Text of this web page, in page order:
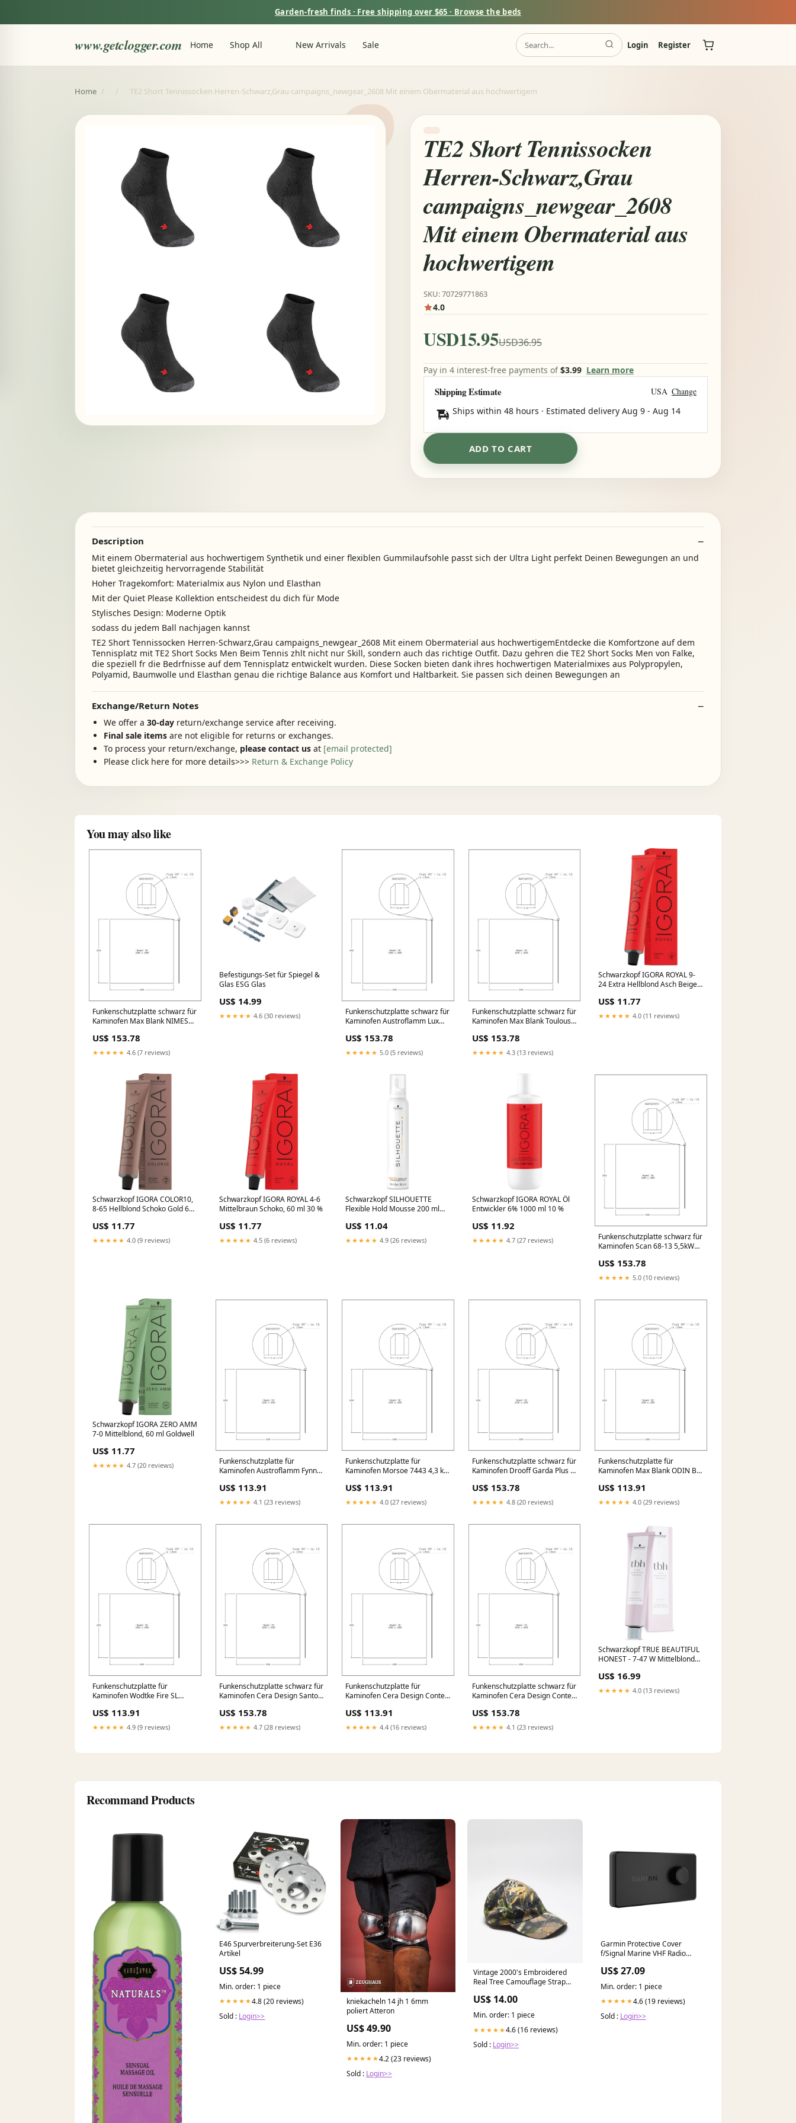
Garden-fresh finds · Free shipping over $65 · Browse the beds
www.getclogger.com Home Shop All New Arrivals Sale Login Register
Home / / TE2 Short Tennissocken Herren-Schwarz,Grau campaigns_newgear_2608 Mit einem Obermaterial aus hochwertigem
TE2 Short Tennissocken
Herren-Schwarz,Grau
campaigns_newgear_2608
Mit einem Obermaterial aus
hochwertigem
SKU: 70729771863
4.0
USD15.95USD36.95
Pay in 4 interest-free payments of$3.99 Learn more
Shipping Estimate USA Change
Ships within 48 hours · Estimated delivery Aug 9 - Aug 14
ADD TO CART
Description
Mit einem Obermaterial aus hochwertigem Synthetik und einer flexiblen Gummilaufsohle passt sich der Ultra Light perfekt Deinen Bewegungen an und
bietet gleichzeitig hervorragende Stabilität
Hoher Tragekomfort: Materialmix aus Nylon und Elasthan
Mit der Quiet Please Kollektion entscheidest du dich für Mode
Stylisches Design: Moderne Optik
sodass du jedem Ball nachjagen kannst
TE2 Short Tennissocken Herren-Schwarz,Grau campaigns_newgear_2608 Mit einem Obermaterial aus hochwertigemEntdecke die Komfortzone auf dem
Tennisplatz mit TE2 Short Socks Men Beim Tennis zhlt nicht nur Skill, sondern auch das richtige Outfit. Dazu gehren die TE2 Short Socks Men von Falke,
die speziell fr die Bedrfnisse auf dem Tennisplatz entwickelt wurden. Diese Socken bieten dank ihres hochwertigen Materialmixes aus Polypropylen,
Polyamid, Baumwolle und Elasthan genau die richtige Balance aus Komfort und Haltbarkeit. Sie passen sich deinen Bewegungen an
Exchange/Return Notes
We offer a 30-day return/exchange service after receiving.
Final sale items are not eligible for returns or exchanges.
To process your return/exchange, please contact us at [email protected]
Please click here for more details>>> Return & Exchange Policy
You may also like
Funkenschutzplatte schwarz für
Kaminofen Max Blank NIMES
Kante
US$ 153.78
★★★★★ 4.6 (7 reviews)
Befestigungs-Set für Spiegel &
Glas ESG Glas
US$ 14.99
★★★★★ 4.6 (30 reviews)
Funkenschutzplatte schwarz für
Kaminofen Austroflamm Lux
US$ 153.78
★★★★★ 5.0 (5 reviews)
Funkenschutzplatte schwarz für
Kaminofen Max Blank Toulouse
Facette
US$ 153.78
★★★★★ 4.3 (13 reviews)
Schwarzkopf IGORA ROYAL 9-
24 Extra Hellblond Asch Beige,
US$ 11.77
★★★★★ 4.0 (11 reviews)
Schwarzkopf IGORA COLOR10,
8-65 Hellblond Schoko Gold 60
US$ 11.77
★★★★★ 4.0 (9 reviews)
Schwarzkopf IGORA ROYAL 4-6
Mittelbraun Schoko, 60 ml 30 %
US$ 11.77
★★★★★ 4.5 (6 reviews)
Schwarzkopf SILHOUETTE
Flexible Hold Mousse 200 ml
US$ 11.04
★★★★★ 4.9 (26 reviews)
Schwarzkopf IGORA ROYAL Öl
Entwickler 6% 1000 ml 10 %
US$ 11.92
★★★★★ 4.7 (27 reviews)
Funkenschutzplatte schwarz für
Kaminofen Scan 68-13 5,5kW
US$ 153.78
★★★★★ 5.0 (10 reviews)
Schwarzkopf IGORA ZERO AMM
7-0 Mittelblond, 60 ml Goldwell
US$ 11.77
★★★★★ 4.7 (20 reviews)
Funkenschutzplatte für
Kaminofen Austroflamm Fynn
US$ 113.91
★★★★★ 4.1 (23 reviews)
Funkenschutzplatte für
Kaminofen Morsoe 7443 4,3 kW
US$ 113.91
★★★★★ 4.0 (27 reviews)
Funkenschutzplatte schwarz für
Kaminofen Drooff Garda Plus 4
1200mm
US$ 153.78
★★★★★ 4.8 (20 reviews)
Funkenschutzplatte für
Kaminofen Max Blank ODIN BF
US$ 113.91
★★★★★ 4.0 (29 reviews)
Funkenschutzplatte für
Kaminofen Wodtke Fire SL
Kante
US$ 113.91
★★★★★ 4.9 (9 reviews)
Funkenschutzplatte schwarz für
Kaminofen Cera Design Santos
polierte Kante
US$ 153.78
★★★★★ 4.7 (28 reviews)
Funkenschutzplatte für
Kaminofen Cera Design Conte
duschtuer_seitenteil
US$ 113.91
★★★★★ 4.4 (16 reviews)
Funkenschutzplatte schwarz für
Kaminofen Cera Design Conte
Größe:1200mm x 1200mm
US$ 153.78
★★★★★ 4.1 (23 reviews)
Schwarzkopf TRUE BEAUTIFUL
HONEST - 7-47 W Mittelblond
US$ 16.99
★★★★★ 4.0 (13 reviews)
Recommand Products
E46 Spurverbreiterung-Set E36
Artikel
US$ 54.99
Min. order: 1 piece
★★★★★4.8 (20 reviews)
Sold : Login>>
kniekacheln 14 jh 1 6mm
poliert Atteron
US$ 49.90
Min. order: 1 piece
★★★★★4.2 (23 reviews)
Sold : Login>>
Vintage 2000's Embroidered
Real Tree Camouflage Strap
style|Denim Shirt
US$ 14.00
Min. order: 1 piece
★★★★★4.6 (16 reviews)
Sold : Login>>
Garmin Protective Cover
f/Signal Marine VHF Radio
Brand_Digital Yacht
US$ 27.09
Min. order: 1 piece
★★★★★4.6 (19 reviews)
Sold : Login>>